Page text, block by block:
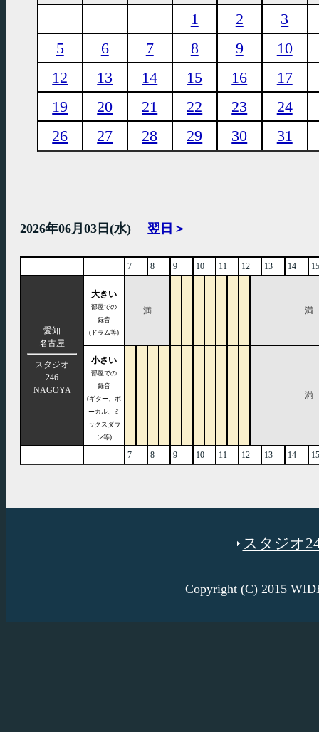
1
2
3
5
6 7 8 9
10
12
13 14 15 16
17
19
20 21 22 23
24
26
27 28 29 30 31
2026年06月03日(水) 翌日＞
7 8 9 10 11 12 13 14 15
愛知
名古屋
スタジオ
246
NAGOYA
大きい
部屋での
録音
(ドラム等)
満 満
小さい
部屋での
録音
(ギター、ボ
ーカル、ミ
ックスダウ
ン等)
満
7 8 9 10 11 12 13 14 15
スタジオ
Copyright (C) 2015